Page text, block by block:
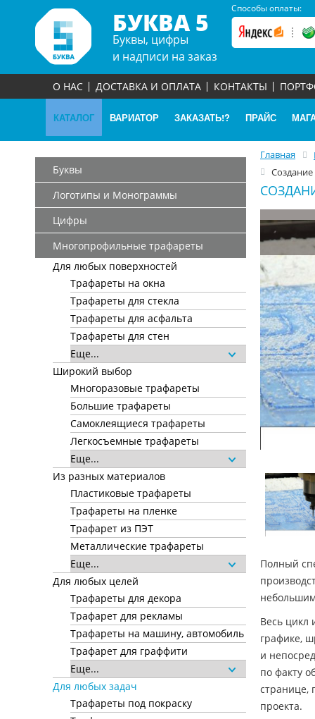
БУКВА 5
Буквы, цифры
и надписи на заказ
Способы оплаты:
О НАС ДОСТАВКА И ОПЛАТА КОНТАКТЫ
КАТАЛОГ ВАРИАТОР ЗАКАЗАТЬ!? ПРАЙС
Главная
Буквы
Логотипы и Монограммы
Цифры
Многопрофильные трафареты
Для любых поверхностей
Трафареты на окна
Трафареты для стекла
Трафареты для асфальта
Трафареты для стен
Еще...
Широкий выбор
Многоразовые трафареты
Большие трафареты
Самоклеящиеся трафареты
Легкосъемные трафареты
Еще...
Из разных материалов
Пластиковые трафареты
Трафареты на пленке
Трафарет из ПЭТ
Металлические трафареты
Еще...
Для любых целей
Трафареты для декора
Трафарет для рекламы
Трафареты на машину, автомобиль
Трафарет для граффити
Еще...
Для любых задач
Трафареты под покраску
Полный
Весь цикл
графике,
и
по факту
странице,
проекта.